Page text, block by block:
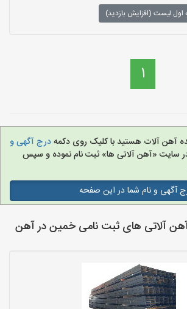
اول لیست (افزایش بازدید)
1
آهن آلات هستید با کلیک روی دکمهدرج آگهی و
سایت «آهن آلاتی ها» ثبت نام نموده و سپس
آگهی و نام شما در این صفحه
آلاتی های ثبت نامی خمین در آهن